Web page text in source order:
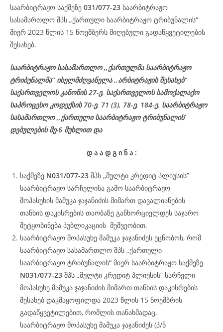
საარბიტრაჟო საქმეზე 031/077-23 საარბიტრაჟო
სასამართლო შპს „ქართული საარბიტრაჟო ტრიბუნალის“
მიერ 2023 წლის 15 ნოემბერს მიღებული გადაწყვეტილების
შესახებ.
საარბიტრაჟო სასამართლო ,,ქართულმა საარბიტრაჟო
ტრიბუნალმა’’ იხელმძღვანელა ,,არბიტრაჟის შესახებ’’
საქართველოს კანონის 27-ე, საქართველოს სამოქალაქო
საპროცესო კოდექსის 70-ე, 71 (3), 78-ე, 184-ე, საარბიტრაჟო
სასამართლო ,,ქართული საარბიტრაჟო ტრიბუნალის’
დებულების მე-6 მუხლით და
დ ა ა დ გ ი ნ ა :
საქმეზე N031/077-23 შპს ,,მულტი კრედიტ პლიუსის’’
საარბიტრაჟო სარჩელისა გამო საარბიტრაჟო
მოპასუხის მამუკა ჯაჯანიძის მიმართ დავალიანების
თანხის დაკისრების თაობაზე განხორციელდეს საჯარო
შეტყობინება პუბლიკაციის მეშვეობით.
საარბიტრაჟო მოპასუხე მამუკა ჯაჯანიძეს ეცნობოს, რომ
საარბიტრაჟო სასამართლო შპს „ქართული
საარბიტრაჟო ტრიბუნალის“ მიერ საარბიტრაჟო საქმეზე
N031/077-23 შპს „მულტი კრედიტ პლიუსის“ სარჩელი
მოპასუხე მამუკა ჯაჯანიძის მიმართ თანხის დაკისრების
შესახებ დაკმაყოფილდა 2023 წლის 15 ნოემბრის
გადაწყვეტილებით, რომლის თანახმადაც,
საარბიტრაჟო მოპასუხე მამუკა ჯაჯანიძეს (პ/ნ